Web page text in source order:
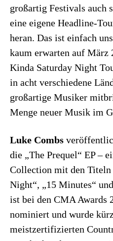
großartig Festivals auch
eine eigene Headline-
heran. Das ist einfach
kaum erwarten auf März
Kinda Saturday Night
in acht verschiedene
großartige Musiker
Menge neuer Musik im
Luke Combs
die „The Prequel“ EP –
Collection mit den
Night“, „15 Minutes“
ist bei den CMA Awards
nominiert und wurde
meistzertifizierten